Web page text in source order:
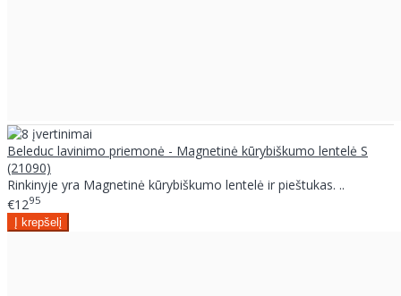
Beleduc lavinimo priemonė - Magnetinė kūrybiškumo lentelė S
(21090)
Rinkinyje yra Magnetinė kūrybiškumo lentelė ir pieštukas. ..
€1295